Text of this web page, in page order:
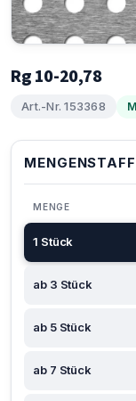
Rg 10-20,78
Art.-Nr. 153368
MENGE
1 Stück
ab 3 Stück
ab 5 Stück
ab 7 Stück